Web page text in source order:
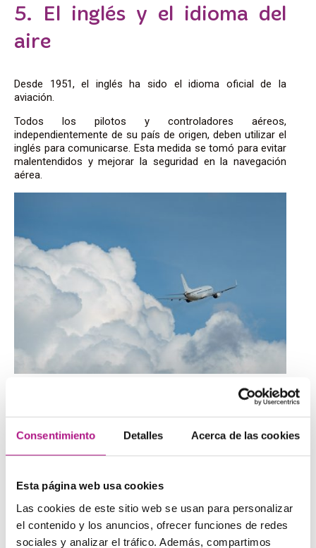
Consentimiento Detalles Acerca de las cookies
Esta página web usa cookies
Las cookies de este sitio web se usan para personalizar
el contenido y los anuncios, ofrecer funciones de redes
sociales y analizar el tráfico. Además, compartimos
5. El inglés y el idioma del
aire
Desde 1951, el inglés ha sido el idioma oficial de la
aviación.
Todos los pilotos y controladores aéreos,
independientemente de su país de origen, deben utilizar el
inglés para comunicarse. Esta medida se tomó para evitar
malentendidos y mejorar la seguridad en la navegación
aérea.
6. Expresiones idiomáticas
curiosas
El inglés está lleno deexpresiones idiomáticas que no
tienen sentido literal
.
Por ejemplo,kick the bucketsignifica morir (algo así
como morder el polvo), yraining cats and dogssignifica